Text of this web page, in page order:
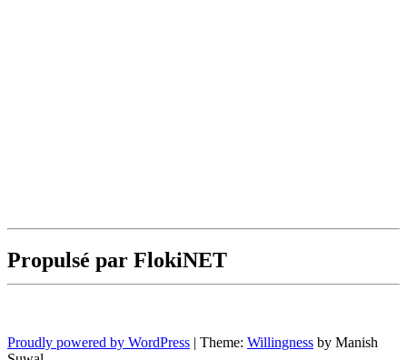
Propulsé par FlokiNET
Proudly powered by WordPress | Theme: Willingness by Manish